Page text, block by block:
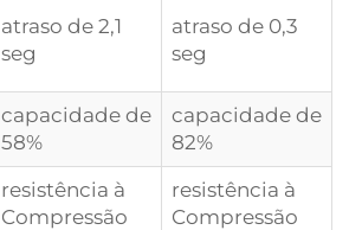
atraso de 2,1
seg
atraso de 0,3
seg
capacidade de
58%
capacidade de
82%
resistência à
Compressão
resistência à
Compressão